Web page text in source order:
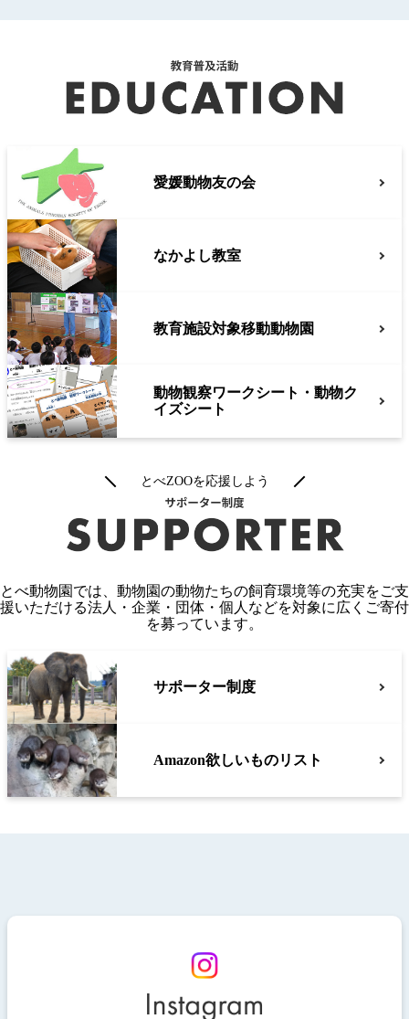
愛媛動物友の会
なかよし教室
教育施設対象移動動物園
動物観察ワークシート ・動物ク
イズシート
とべZOOを応援しよう
とべ動物園では、動物園の動物たちの飼育環境等の充実をご支
援いただける法人・企業・団体・個人などを対象に広くご寄付
を募っています。
サポーター制度
Amazon欲しいものリスト